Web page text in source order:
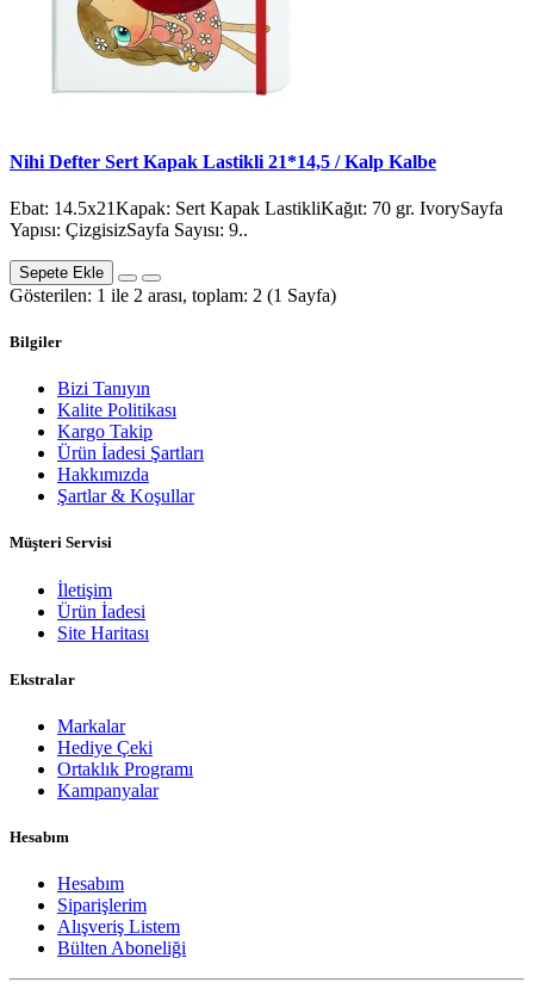
Nihi Defter Sert Kapak Lastikli 21*14,5 / Kalp Kalbe
Ebat: 14.5x21Kapak: Sert Kapak LastikliKağıt: 70 gr. IvorySayfa
Yapısı: ÇizgisizSayfa Sayısı: 9..
Sepete Ekle
Gösterilen: 1 ile 2 arası, toplam: 2 (1 Sayfa)
Bilgiler
Bizi Tanıyın
Kalite Politikası
Kargo Takip
Ürün İadesi Şartları
Hakkımızda
Şartlar & Koşullar
Müşteri Servisi
İletişim
Ürün İadesi
Site Haritası
Ekstralar
Markalar
Hediye Çeki
Ortaklık Programı
Kampanyalar
Hesabım
Hesabım
Siparişlerim
Alışveriş Listem
Bülten Aboneliği